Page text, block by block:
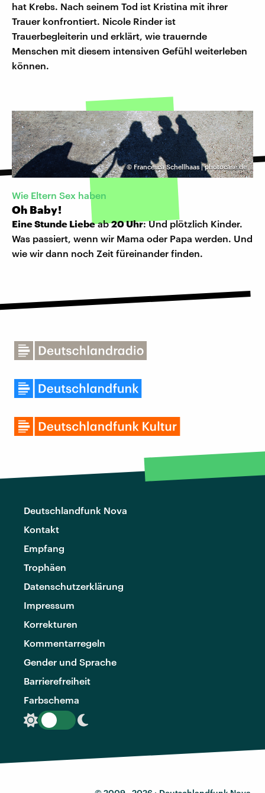
hat Krebs. Nach seinem Tod ist Kristina mit ihrer
Trauer konfrontiert. Nicole Rinder ist
Trauerbegleiterin und erklärt, wie trauernde
Menschen mit diesem intensiven Gefühl weiterleben
können.
©Francesca Schellhaas | photocase.de
Wie Eltern Sex haben
Oh Baby!
Eine Stunde Liebeab20 Uhr: Und plötzlich Kinder.
Was passiert, wenn wir Mama oder Papa werden. Und
wie wir dann noch Zeit füreinander finden.
Deutschlandfunk Nova
Kontakt
Empfang
Trophäen
Datenschutzerklärung
Impressum
Korrekturen
Kommentarregeln
Gender und Sprache
Barrierefreiheit
Farbschema